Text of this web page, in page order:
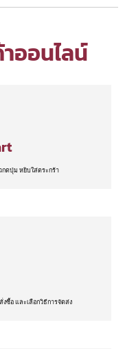
ออนไลน์
ดปุ่ม หยิบใส่ตระกร้า
ซื้อ และเลือกวิธีการจัดส่ง